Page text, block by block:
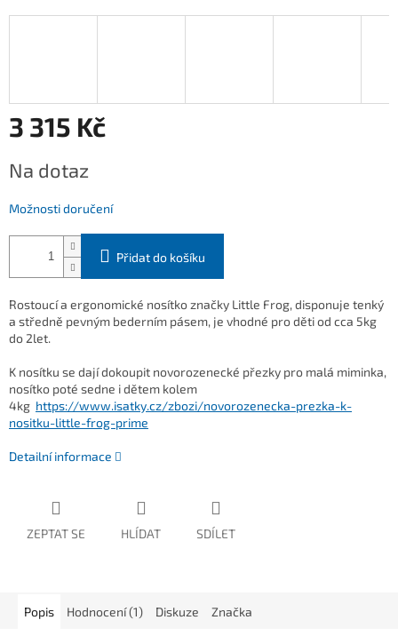
3 315 Kč
cena:
Na dotaz
Možnosti doručení
Přidat do košíku
Rostoucí a ergonomické nosítko značky Little Frog, disponuje tenký
a středně pevným bederním pásem, je vhodné pro děti od cca 5kg
do 2let.
K nosítku se dají dokoupit novorozenecké přezky pro malá miminka,
nosítko poté sedne i dětem kolem
4kg https://www.isatky.cz/zbozi/novorozenecka-prezka-k-
nositku-little-frog-prime
Detailní informace
ZEPTAT SE HLÍDAT SDÍLET
Popis Hodnocení (1) Diskuze Značka